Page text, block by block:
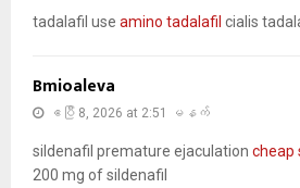
tadalafil use amino tadalafil cialis
Bmioaleva
ဧပြီ 8, 2026 at 2:51 မနက်
sildenafil premature ejaculation cheap
200 mg of sildenafil